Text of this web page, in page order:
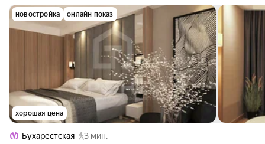
новостройка онлайн показ
хорошая цена
Бухарестская
3 мин.